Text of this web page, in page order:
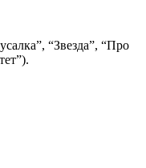
“Звезда”, “Про